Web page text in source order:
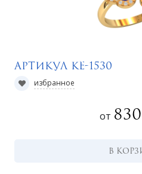
Артикул КЕ-1530
избранное
от
В